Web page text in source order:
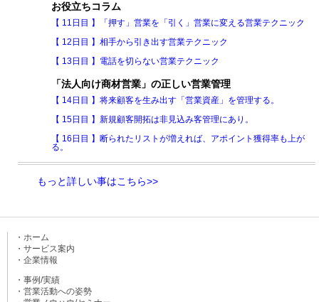
お役立ちコラム
【 11日目 】「押す」営業を「引く」営業に変える営業テクニック
【 12日目 】相手から引き出す営業テクニック
【 13日目 】電話を切らない営業テクニック
「法人向け商材営業」の正しい営業管理
【 14日目 】将来顧客を生み出す「営業資産」を管理する。
【 15日目 】新規顧客開拓は非見込み客管理にあり。
【 16日目 】断られたリストが増えれば、アポイント獲得率も上が
る。
もっと詳しい事はこちら>>
・ホーム
・サービス案内
・企業情報
・事例/実績
・営業活動への姿勢